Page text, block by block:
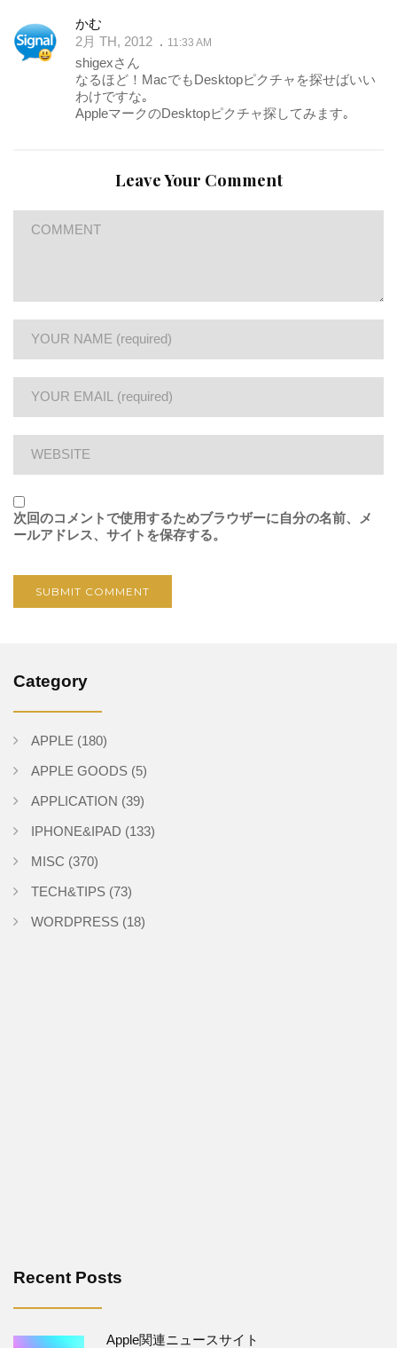
かむ
2月 TH, 2012
11:33 AM
shigexさん
なるほど！MacでもDesktopピクチャを探せばいい
わけですな｡
AppleマークのDesktopピクチャ探してみます｡
Leave Your Comment
次回のコメントで使用するためブラウザーに自分の名前、メ
ールアドレス、サイトを保存する。
Category
APPLE (180)
APPLE GOODS (5)
APPLICATION (39)
IPHONE&IPAD (133)
MISC (370)
TECH&TIPS (73)
WORDPRESS (18)
Recent Posts
Apple関連ニュースサイト